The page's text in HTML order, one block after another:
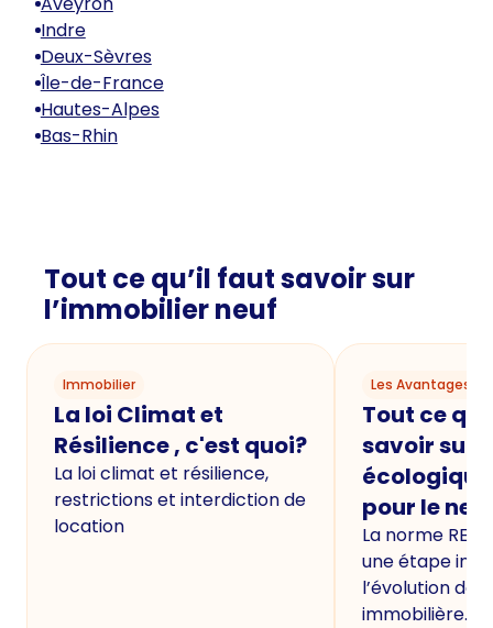
Indre
Deux-Sèvres
Île-de-France
Hautes-Alpes
Bas-Rhin
Tout ce qu’il faut savoir sur
l’immobilier neuf
Immobilier
La loi Climat et
Résilience , c'est quoi?
La loi climat et résilience,
restrictions et interdiction de
location
Les Avantages
Tout ce
savoir sur
écologique
pour le
La norme
une étape
l’évolution de
immobilière.